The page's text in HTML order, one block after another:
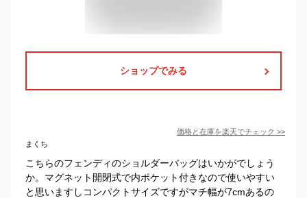
ショップでみる
価格と在庫を楽天でチェック >>
まくち
こちらのフェンディのショルダーバッグはいかがでしょう
か。マグネット開閉式で内ポケット付きなので使いやすい
と思いますしコンパクトサイズですがマチ幅が7cmあるの